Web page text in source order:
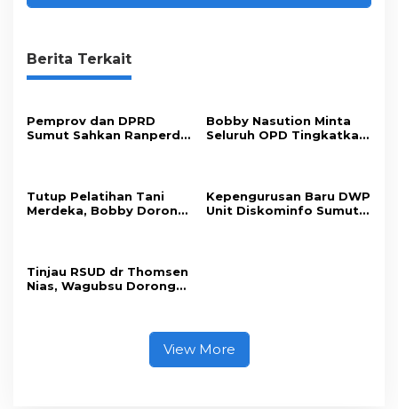
Berita Terkait
Pemprov dan DPRD
Sumut Sahkan Ranperda
Bobby Nasution Minta
Seluruh OPD Tingkatkan
Tutup Pelatihan Tani
Merdeka, Bobby Dorong
Kepengurusan Baru DWP
Unit Diskominfo Sumut
Tinjau RSUD dr Thomsen
Nias, Wagubsu Dorong
View More